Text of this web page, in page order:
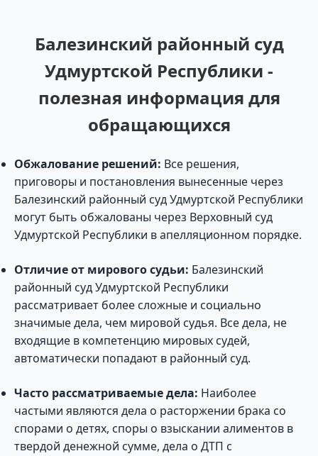
Балезинский районный суд
Удмуртской Республики -
полезная информация для
обращающихся
Обжалование решений: Все решения,
приговоры и постановления вынесенные через
Балезинский районный суд Удмуртской Республики
могут быть обжалованы через Верховный суд
Удмуртской Республики в апелляционном порядке.
Отличие от мирового судьи: Балезинский
районный суд Удмуртской Республики
рассматривает более сложные и социально
значимые дела, чем мировой судья. Все дела, не
входящие в компетенцию мировых судей,
автоматически попадают в районный суд.
Часто рассматриваемые дела: Наиболее
частыми являются дела о расторжении брака со
спорами о детях, споры о взыскании алиментов в
твердой денежной сумме, дела о ДТП с